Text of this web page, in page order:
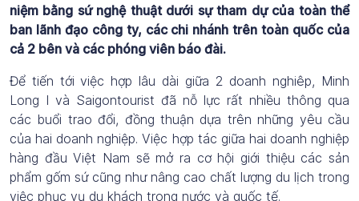
niệm bằng sứ nghệ thuật dưới sự tham dự của toàn thể
ban lãnh đạo công ty, các chi nhánh trên toàn quốc của
cả 2 bên và các phóng viên báo đài.
Để tiến tới việc hợp lâu dài giữa 2 doanh nghiêp, Minh
Long I và Saigontourist đã nỗ lực rất nhiều thông qua
các buổi trao đổi, đồng thuận dựa trên những yêu cầu
của hai doanh nghiệp. Việc hợp tác giữa hai doanh nghiệp
hàng đầu Việt Nam sẽ mở ra cơ hội giới thiệu các sản
phẩm gốm sứ cũng như nâng cao chất lượng du lịch trong
việc phục vụ du khách trong nước và quốc tế.